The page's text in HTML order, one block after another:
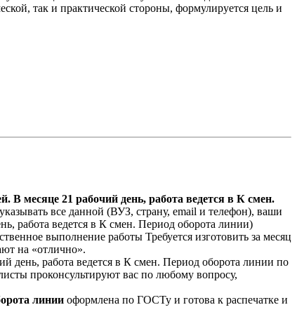
так и практической стороны, формулируется цель и
В месяце 21 рабочий день, работа ведется в К смен.
все данной (ВУЗ, страну, email и телефон), ваши
работа ведется в К смен. Период оборота линии)
выполнение работы Требуется изготовить за месяц
на «отлично».
день, работа ведется в К смен. Период оборота линии по
проконсультируют вас по любому вопросу,
линии оформлена по ГОСТу и готова к распечатке и